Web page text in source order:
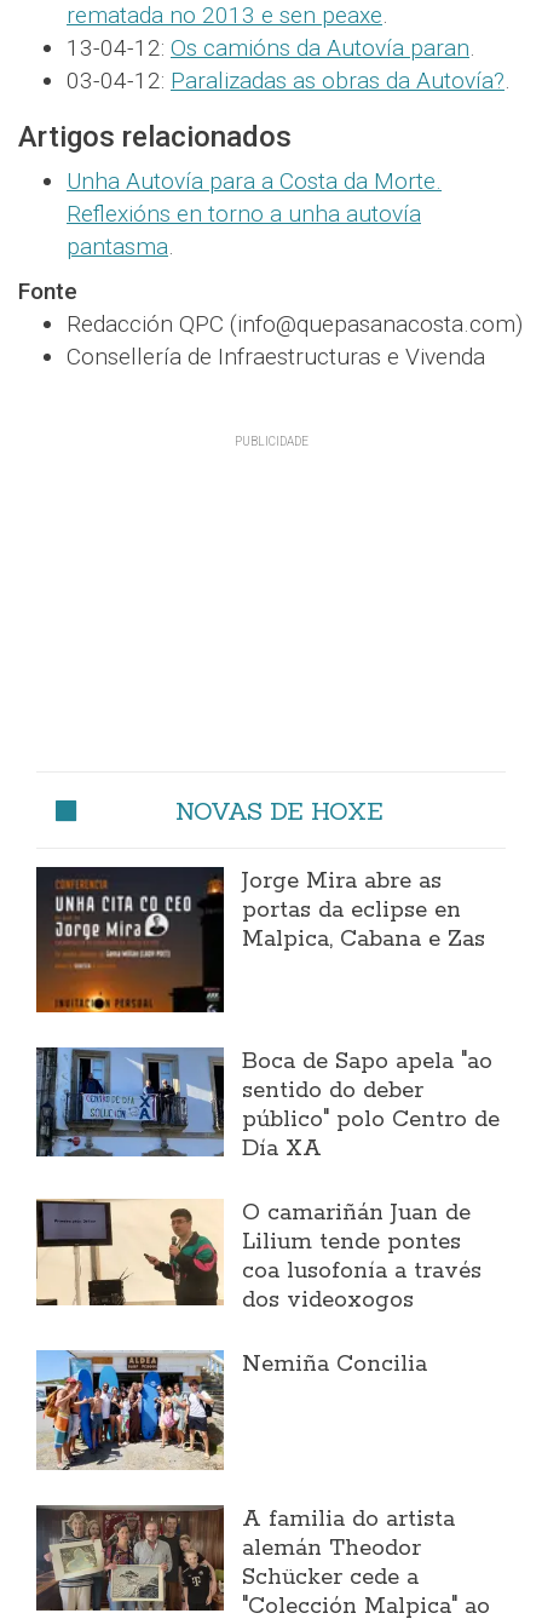
rematada no 2013 e sen peaxe.
13-04-12: Os camións da Autovía paran.
03-04-12: Paralizadas as obras da Autovía?.
Artigos relacionados
Unha Autovía para a Costa da Morte.
Reflexións en torno a unha autovía
pantasma.
Fonte
Redacción QPC (info@quepasanacosta.com)
Consellería de Infraestructuras e Vivenda
NOVAS DE HOXE
Jorge Mira abre as
portas da eclipse en
Malpica, Cabana e Zas
Boca de Sapo apela "ao
sentido do deber
público" polo Centro de
Día XA
O camariñán Juan de
Lilium tende pontes
coa lusofonía a través
dos videoxogos
Nemiña Concilia
A familia do artista
alemán Theodor
Schücker cede a
"Colección Malpica" ao